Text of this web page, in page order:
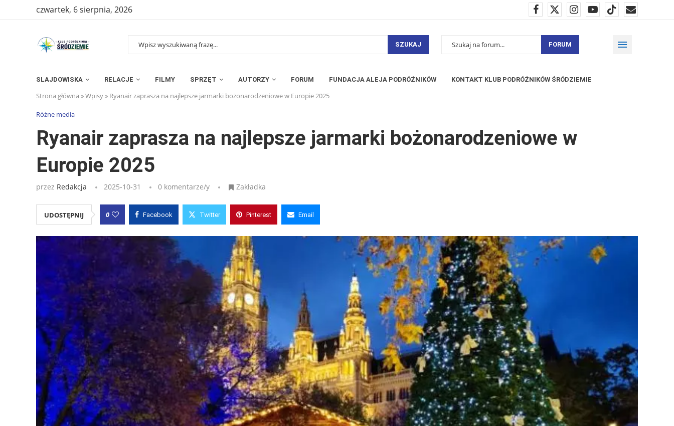
czwartek, 6 sierpnia, 2026
SZUKAJ FORUM
SLAJDOWISKA RELACJE FILMY SPRZĘT AUTORZY FORUM FUNDACJA ALEJA PODRÓŻNIKÓW KONTAKT KLUB PODRÓŻNIKÓW ŚRÓDZIEMIE
Strona główna »Wpisy» Ryanair zaprasza na najlepsze jarmarki bożonarodzeniowe w Europie 2025
Różne media
Ryanair zaprasza na najlepsze jarmarki bożonarodzeniowe w
Europie 2025
przez Redakcja 2025-10-31 0 komentarze/y Zakładka
UDOSTĘPNIJ 0 Facebook Twitter Pinterest Email